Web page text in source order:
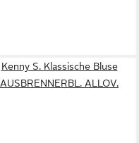
Kenny S. Klassische Bluse
AUSBRENNERBL. ALLOV.